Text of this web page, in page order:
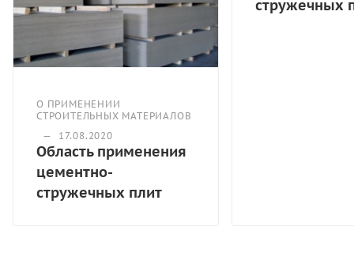
О ПРИМЕНЕНИИ
СТРОИТЕЛЬНЫХ МАТЕРИАЛОВ
—
17.08.2020
Область применения
цементно-
стружечных плит
стружечных